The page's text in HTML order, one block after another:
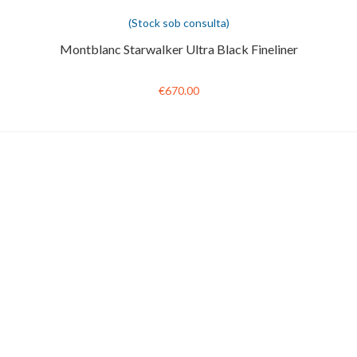
(Stock sob consulta)
Montblanc Starwalker Ultra Black Fineliner
€670.00